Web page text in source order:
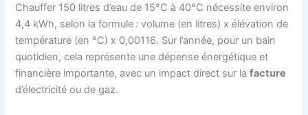
Chauffer 150 litres d’eau de 15°C à 40°C nécessite environ
4,4 kWh, selon la formule : volume (en litres) x élévation de
température (en °C) x 0,00116. Sur l’année, pour un bain
quotidien, cela représente une dépense énergétique et
financière importante, avec un impact direct sur lafacture
d’électricité ou de gaz.